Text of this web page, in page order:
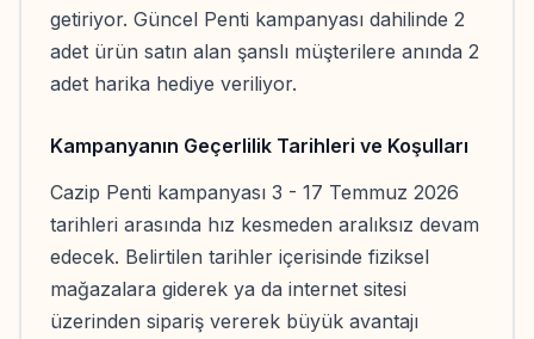
getiriyor. Güncel Penti kampanyası dahilinde 2
adet ürün satın alan şanslı müşterilere anında 2
adet harika hediye veriliyor.
Kampanyanın Geçerlilik Tarihleri ve Koşulları
Cazip Penti kampanyası 3 - 17 Temmuz 2026
tarihleri arasında hız kesmeden aralıksız devam
edecek. Belirtilen tarihler içerisinde fiziksel
mağazalara giderek ya da internet sitesi
üzerinden sipariş vererek büyük avantajı